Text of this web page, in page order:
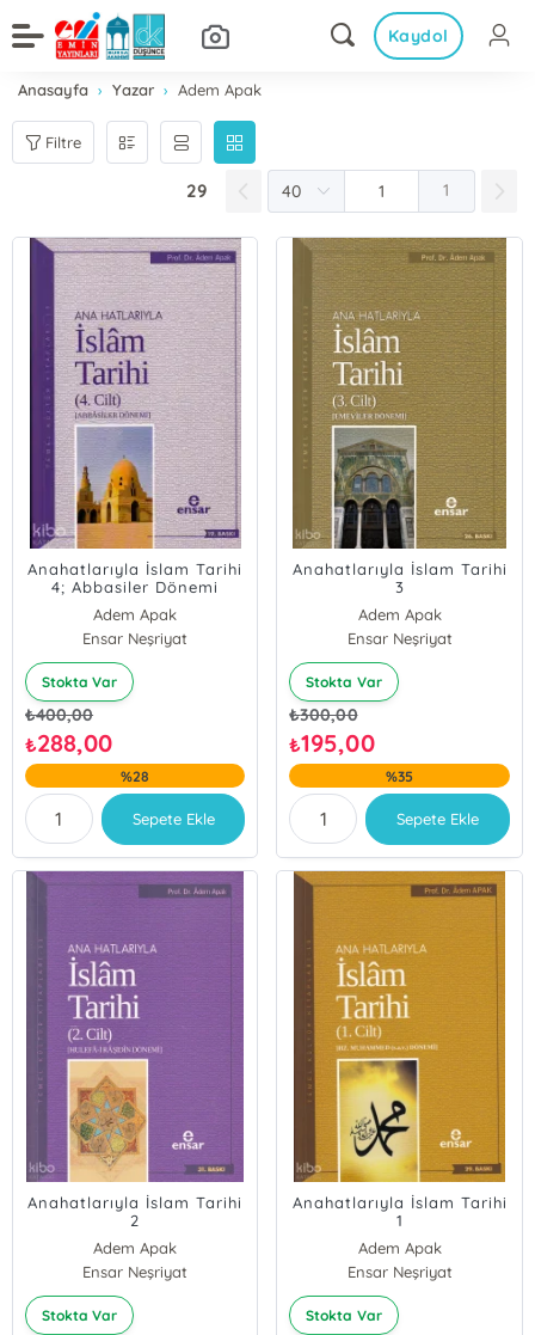
Kaydol
Anasayfa Yazar Adem Apak
Filtre
29 1
Anahatlarıyla İslam Tarihi
4; Abbasiler Dönemi
Adem Apak
Ensar Neşriyat
Stokta Var
₺400,00
₺288,00
%28
Sepete Ekle
Anahatlarıyla İslam Tarihi
3
Adem Apak
Ensar Neşriyat
Stokta Var
₺300,00
₺195,00
%35
Sepete Ekle
Anahatlarıyla İslam Tarihi
2
Adem Apak
Ensar Neşriyat
Stokta Var
Anahatlarıyla İslam Tarihi
1
Adem Apak
Ensar Neşriyat
Stokta Var